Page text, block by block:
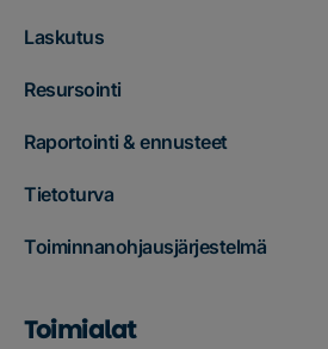
Laskutus
Resursointi
Raportointi & ennusteet
Tietoturva
Toiminnanohjausjärjestelmä
Toimialat